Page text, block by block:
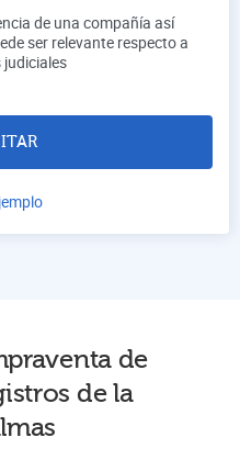
de una compañía así
ser relevante respecto a
judiciales
de
de la